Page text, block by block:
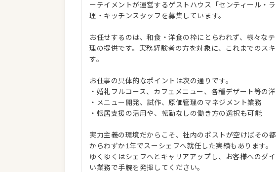
ーテイメントが運営するゲストハウス「センティール・
理・キッチンスタッフを募集しています。
お任せするのは、和食・洋食の枠にとらわれず、様々な
理の提供です。実務経験者の方を対象に、これまでのス
す。
お仕事の具体的なポイントは次の通りです。
・婚礼フルコース、カフェメニュー、各種デザート等の
・メニュー開発、試作、原価管理のマネジメント業務
・転居支援の活用や、転勤なしの働き方の選択も可能
実力主義の環境だからこそ、社内のポストが空けばその
からわずか1年でスーシェフへ就任した実績もあります。
ゆくゆくはシェフへとキャリアアップし、お客様へのダ
い業務で手腕を発揮してください。